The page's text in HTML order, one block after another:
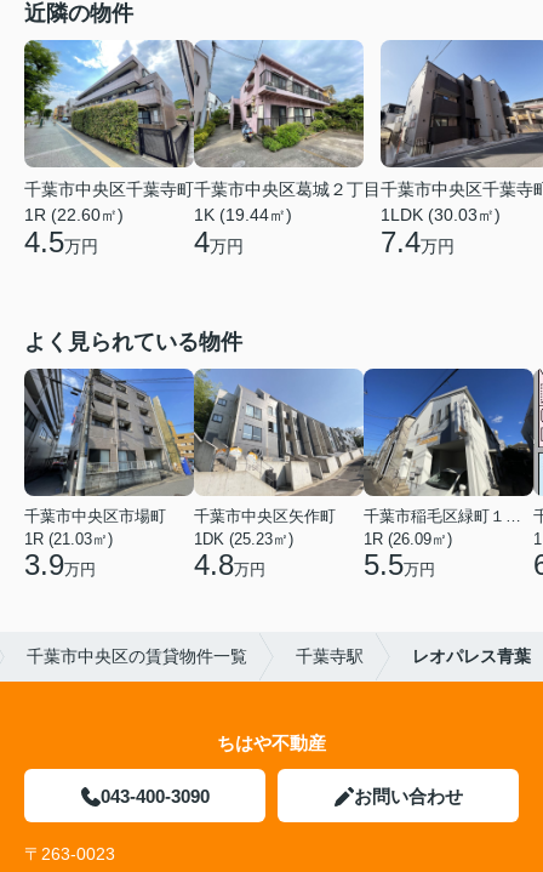
近隣の物件
千葉市中央区千葉寺町
1R (22.60㎡)
4.5万円
千葉市中央区葛城２丁目
1K (19.44㎡)
4万円
千葉市中央区千葉寺
1LDK (30.03㎡)
7.4万円
よく見られている物件
千葉市中央区市場町
1R (21.03㎡)
3.9万円
千葉市中央区矢作町
1DK (25.23㎡)
4.8万円
千葉市稲毛区緑町１丁目
1R (26.09㎡)
5.5万円
千葉市中央区の賃貸物件一覧 千葉寺駅 レオパレス青葉
ちはや不動産
043-400-3090 お問い合わせ
〒263-0023